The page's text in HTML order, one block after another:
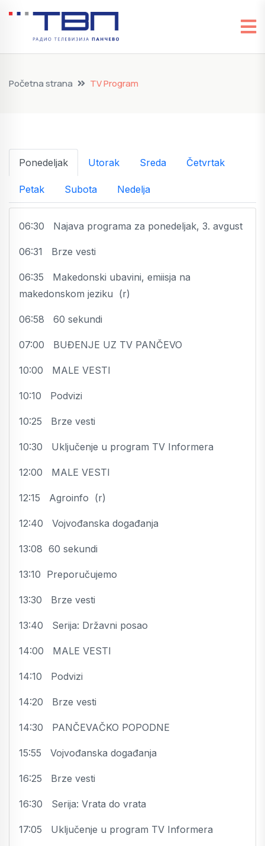
Početna strana TV Program
Ponedeljak Utorak Sreda Četvrtak
Petak Subota Nedelja
06:30 Najava programa za ponedeljak, 3. avgust
06:31 Brze vesti
06:35 Makedonski ubavini, emiisja na
makedonskom jeziku (r)
06:58 60 sekundi
07:00 BUĐENJE UZ TV PANČEVO
10:00 MALE VESTI
10:10 Podvizi
10:25 Brze vesti
10:30 Uključenje u program TV Informera
12:00 MALE VESTI
12:15 Agroinfo (r)
12:40 Vojvođanska događanja
13:08 60 sekundi
13:10 Preporučujemo
13:30 Brze vesti
13:40 Serija: Državni posao
14:00 MALE VESTI
14:10 Podvizi
14:20 Brze vesti
14:30 PANČEVAČKO POPODNE
15:55 Vojvođanska događanja
16:25 Brze vesti
16:30 Serija: Vrata do vrata
17:05 Uključenje u program TV Informera